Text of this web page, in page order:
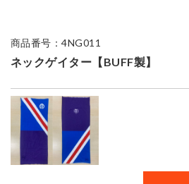
商品番号：4NG011
ネックゲイター【BUFF製】